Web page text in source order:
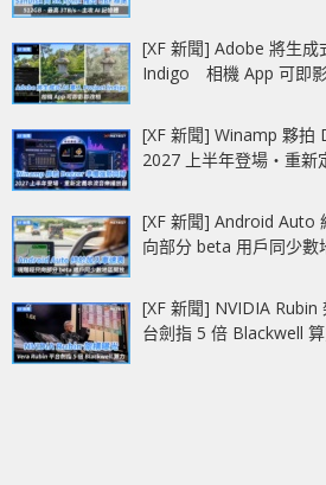
[XF 新聞] Adobe 將生
Indigo 相機 App 可即
[XF 新聞] Winamp 夥
2027 上半年登場‧重新
[XF 新聞] Android Auto
向部分 beta 用戶同少數
[XF 新聞] NVIDIA
台劍指 5 倍 Blackwell